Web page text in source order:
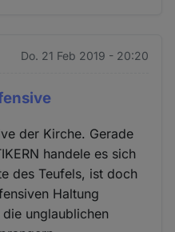
Do. 21 Feb 2019 - 20:20
der Kirche. Gerade
handele es sich
des Teufels, ist doch
Haltung
unglaublichen